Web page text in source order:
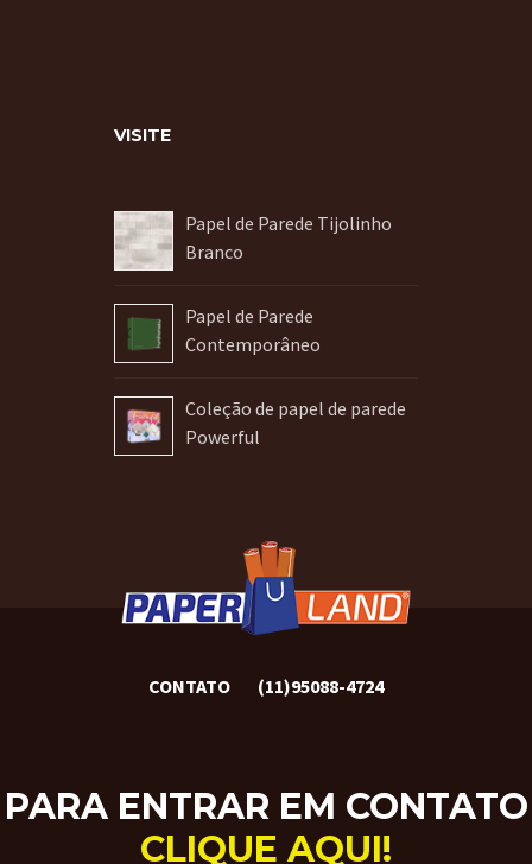
VISITE
Papel de Parede Tijolinho
Branco
Papel de Parede
Contemporâneo
Coleção de papel de parede
Powerful
CONTATO (11)95088-4724
PARA ENTRAR EM CONTATO
CLIQUE AQUI!